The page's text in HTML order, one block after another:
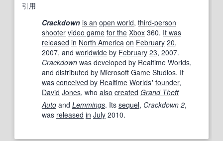
引用
Crackdown is an open world, third-person
shooter video game for the Xbox 360. It was
released in North America on February 20,
2007, and worldwide by February 23, 2007.
Crackdown was developed by Realtime Worlds,
and distributed by Microsoft Game Studios. It
was conceived by Realtime Worlds' founder,
David Jones, who also created Grand Theft
Auto and Lemmings. Its sequel, Crackdown 2,
was released in July 2010.